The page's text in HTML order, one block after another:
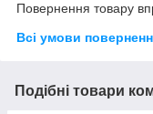
Повернення товару
Всі умови
Подібні товари